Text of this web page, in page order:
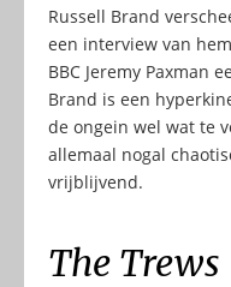
Russell Brand
een interview van
BBC Jeremy Paxman
Brand is een
de ongein wel wat te
allemaal nogal
vrijblijvend.
The Trews